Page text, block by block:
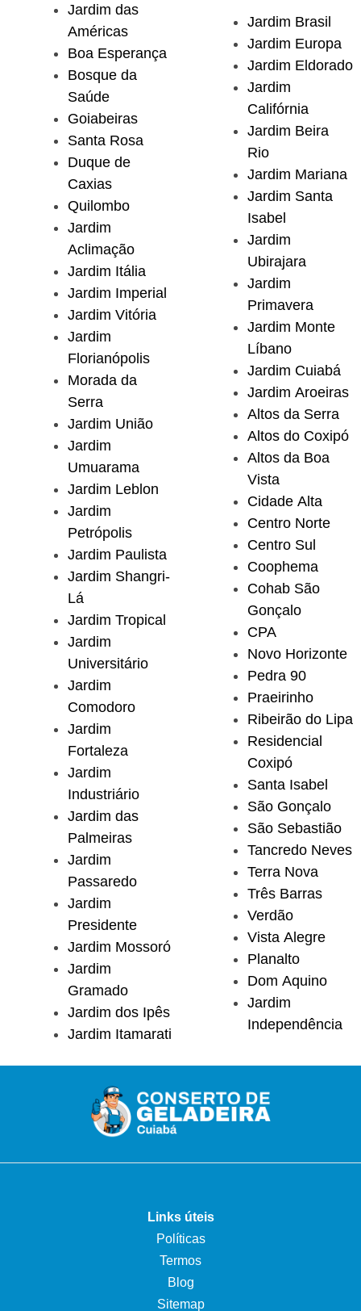
Jardim das
Américas
Boa Esperança
Bosque da
Saúde
Goiabeiras
Santa Rosa
Duque de
Caxias
Quilombo
Jardim
Aclimação
Jardim Itália
Jardim Imperial
Jardim Vitória
Jardim
Florianópolis
Morada da
Serra
Jardim União
Jardim
Umuarama
Jardim Leblon
Jardim
Petrópolis
Jardim Paulista
Jardim Shangri-
Lá
Jardim Tropical
Jardim
Universitário
Jardim
Comodoro
Jardim
Fortaleza
Jardim
Industriário
Jardim das
Palmeiras
Jardim
Passaredo
Jardim
Presidente
Jardim Mossoró
Jardim
Gramado
Jardim dos Ipês
Jardim Itamarati
Jardim Brasil
Jardim Europa
Jardim Eldorado
Jardim
Califórnia
Jardim Beira
Rio
Jardim Mariana
Jardim Santa
Isabel
Jardim
Ubirajara
Jardim
Primavera
Jardim Monte
Líbano
Jardim Cuiabá
Jardim Aroeiras
Altos da Serra
Altos do Coxipó
Altos da Boa
Vista
Cidade Alta
Centro Norte
Centro Sul
Coophema
Cohab São
Gonçalo
CPA
Novo Horizonte
Pedra 90
Praeirinho
Ribeirão do Lipa
Residencial
Coxipó
Santa Isabel
São Gonçalo
São Sebastião
Tancredo Neves
Terra Nova
Três Barras
Verdão
Vista Alegre
Planalto
Dom Aquino
Jardim
Independência
Links úteis
Políticas
Termos
Blog
Sitemap